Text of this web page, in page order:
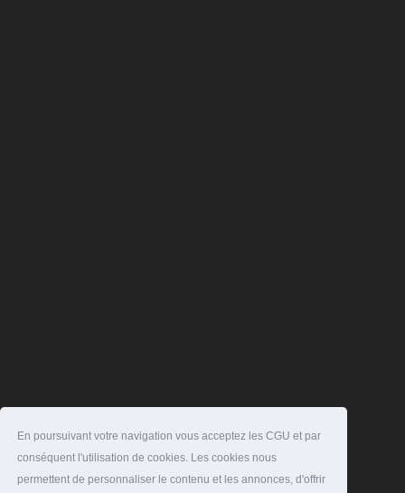
En poursuivant votre navigation vous acceptez les CGU et par
conséquent l'utilisation de cookies. Les cookies nous
permettent de personnaliser le contenu et les annonces, d'offrir